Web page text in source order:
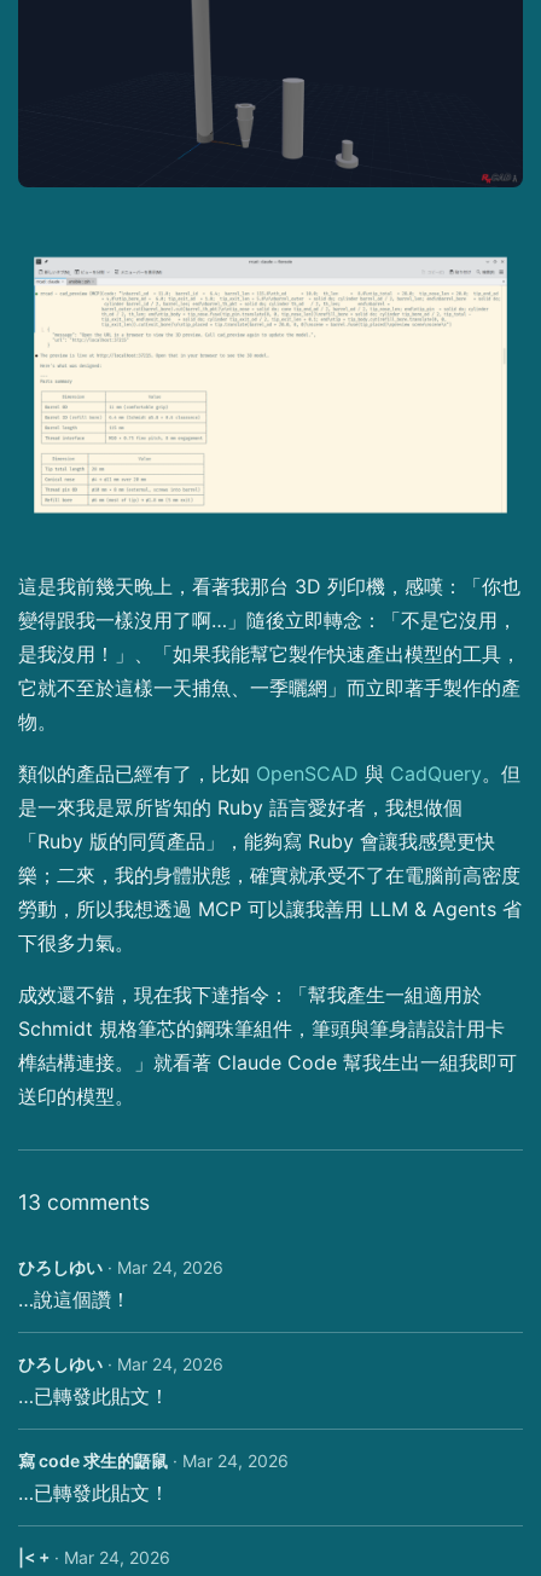
這是我前幾天晚上，看著我那台 3D 列印機，感嘆：「你也
變得跟我一樣沒用了啊…」隨後立即轉念：「不是它沒用，
是我沒用！」、「如果我能幫它製作快速產出模型的工具，
它就不至於這樣一天捕魚、一季曬網」而立即著手製作的產
物。
類似的產品已經有了，比如 OpenSCAD 與 CadQuery。但
是一來我是眾所皆知的 Ruby 語言愛好者，我想做個
「Ruby 版的同質產品」，能夠寫 Ruby 會讓我感覺更快
樂；二來，我的身體狀態，確實就承受不了在電腦前高密度
勞動，所以我想透過 MCP 可以讓我善用 LLM & Agents 省
下很多力氣。
成效還不錯，現在我下達指令：「幫我產生一組適用於
Schmidt 規格筆芯的鋼珠筆組件，筆頭與筆身請設計用卡
榫結構連接。」就看著 Claude Code 幫我生出一組我即可
送印的模型。
13 comments
ひろしゆい · Mar 24, 2026
…說這個讚！
ひろしゆい · Mar 24, 2026
…已轉發此貼文！
寫 code 求生的鼯鼠 · Mar 24, 2026
…已轉發此貼文！
|< + · Mar 24, 2026